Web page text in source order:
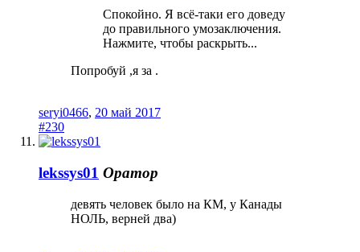
Спокойно. Я всё-таки его доведу
до правильного умозаключения.
Нажмите, чтобы раскрыть...
Попробуй ,я за .
seryi0466, 20 май 2017
#230
lekssys01 Оратор
девять человек было на КМ, у Канады
НОЛЬ, верней два)